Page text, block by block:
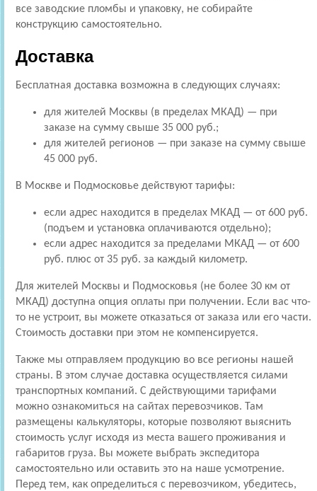
все заводские пломбы и упаковку, не собирайте
конструкцию самостоятельно.
Доставка
Бесплатная доставка возможна в следующих случаях:
для жителей Москвы (в пределах МКАД) — при
заказе на сумму свыше 35 000 руб.;
для жителей регионов — при заказе на сумму свыше
45 000 руб.
В Москве и Подмосковье действуют тарифы:
если адрес находится в пределах МКАД — от 600 руб.
(подъем и установка оплачиваются отдельно);
если адрес находится за пределами МКАД — от 600
руб. плюс от 35 руб. за каждый километр.
Для жителей Москвы и Подмосковья (не более 30 км от
МКАД) доступна опция оплаты при получении. Если вас что-
то не устроит, вы можете отказаться от заказа или его части.
Стоимость доставки при этом не компенсируется.
Также мы отправляем продукцию во все регионы нашей
страны. В этом случае доставка осуществляется силами
транспортных компаний. С действующими тарифами
можно ознакомиться на сайтах перевозчиков. Там
размещены калькуляторы, которые позволяют выяснить
стоимость услуг исходя из места вашего проживания и
габаритов груза. Вы можете выбрать экспедитора
самостоятельно или оставить это на наше усмотрение.
Перед тем, как определиться с перевозчиком, убедитесь,